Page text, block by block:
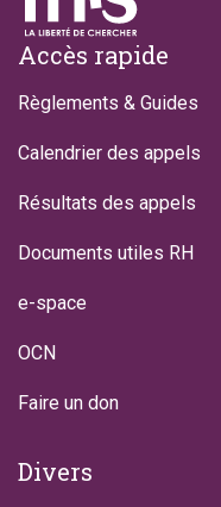
Footer
Accès rapide
Règlements & Guides
Calendrier des appels
Résultats des appels
Documents utiles RH
e-space
OCN
Faire un don
Divers